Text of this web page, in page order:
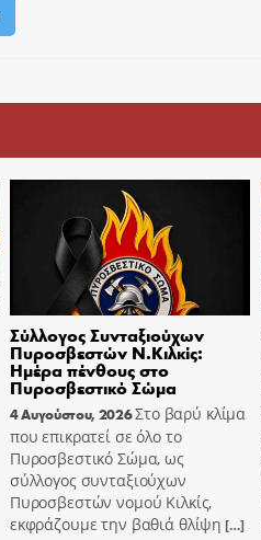
Σύλλογος Συνταξιούχων
Πυροσβεστών Ν.Κιλκίς:
Ημέρα πένθους στο
Πυροσβεστικό Σώμα
4 Αυγούστου, 2026Στο βαρύ κλίμα
που επικρατεί σε όλο το
Πυροσβεστικό Σώμα, ως
σύλλογος συνταξιούχων
Πυροσβεστών νομού Κιλκίς,
εκφράζουμε την βαθιά θλίψη […]